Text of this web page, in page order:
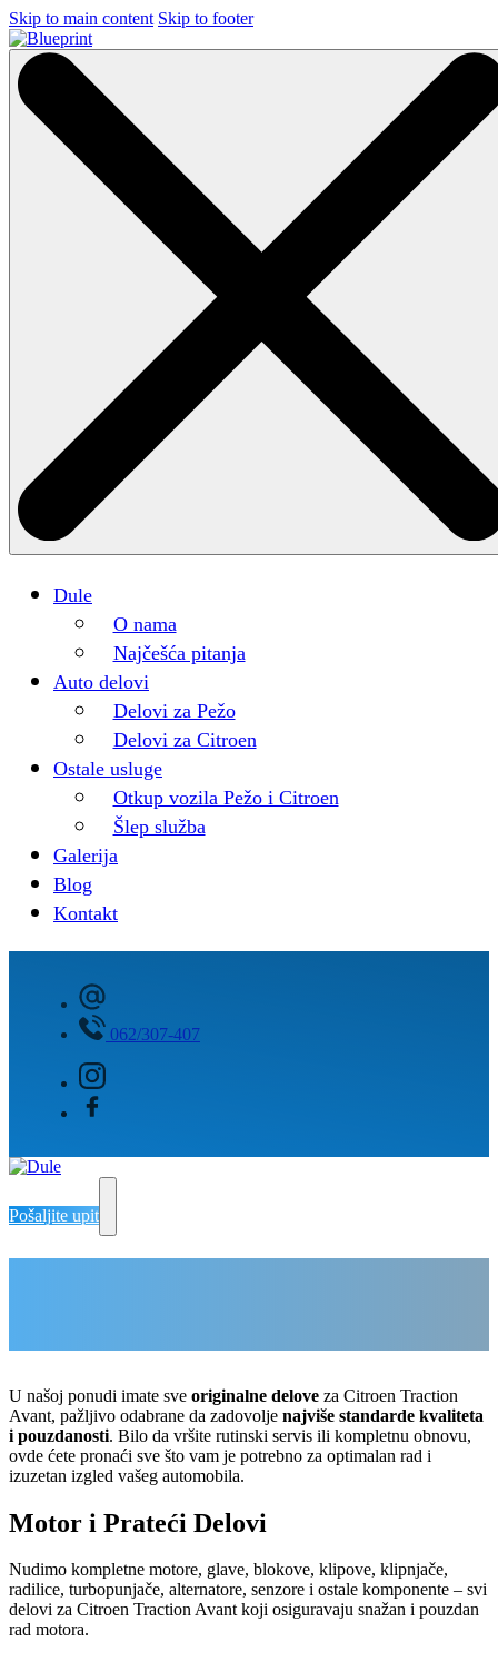
Skip to main content Skip to footer
Dule
O nama
Najčešća pitanja
Auto delovi
Delovi za Pežo
Delovi za Citroen
Ostale usluge
Otkup vozila Pežo i Citroen
Šlep služba
Galerija
Blog
Kontakt
062/307-407
Pošaljite upit
U našoj ponudi imate sve originalne delove za Citroen Traction
Avant, pažljivo odabrane da zadovolje najviše standarde kvaliteta
i pouzdanosti. Bilo da vršite rutinski servis ili kompletnu obnovu,
ovde ćete pronaći sve što vam je potrebno za optimalan rad i
izuzetan izgled vašeg automobila.
Motor i Prateći Delovi
Nudimo kompletne motore, glave, blokove, klipove, klipnjače,
radilice, turbopunjače, alternatore, senzore i ostale komponente – svi
delovi za Citroen Traction Avant koji osiguravaju snažan i pouzdan
rad motora.